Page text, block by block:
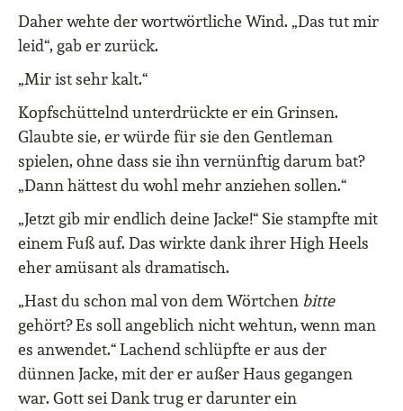
Daher wehte der wortwörtliche Wind. „Das tut mir
leid“, gab er zurück.
„Mir ist sehr kalt.“
Kopfschüttelnd unterdrückte er ein Grinsen.
Glaubte sie, er würde für sie den Gentleman
spielen, ohne dass sie ihn vernünftig darum bat?
„Dann hättest du wohl mehr anziehen sollen.“
„Jetzt gib mir endlich deine Jacke!“ Sie stampfte mit
einem Fuß auf. Das wirkte dank ihrer High Heels
eher amüsant als dramatisch.
„Hast du schon mal von dem Wörtchen bitte
gehört? Es soll angeblich nicht wehtun, wenn man
es anwendet.“ Lachend schlüpfte er aus der
dünnen Jacke, mit der er außer Haus gegangen
war. Gott sei Dank trug er darunter ein